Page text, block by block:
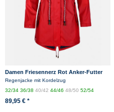
Damen Friesennerz Rot Anker-Futter
Regenjacke mit Kordelzug
32/3436/3840/4244/4648/5052/54
89,95 € *